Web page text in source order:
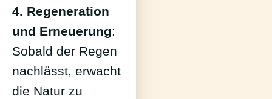
4. Regeneration
und Erneuerung:
Sobald der Regen
nachlässt, erwacht
die Natur zu